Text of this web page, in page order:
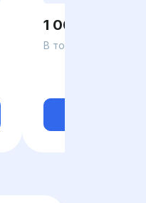
1 000 руб.
В том числе НДС